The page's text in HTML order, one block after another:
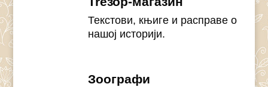
Текстови, књиге и расправе о
нашој историји.
Зоографи